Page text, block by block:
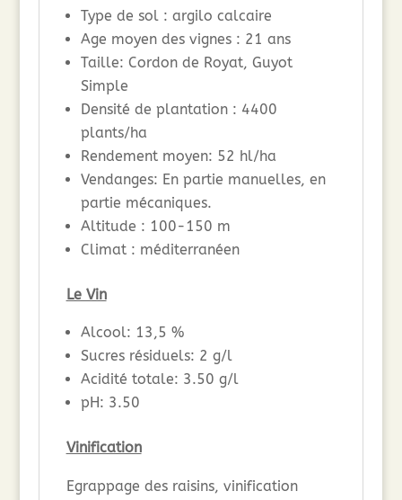
Type de sol : argilo calcaire
Age moyen des vignes : 21 ans
Taille: Cordon de Royat, Guyot
Simple
Densité de plantation : 4400
plants/ha
Rendement moyen: 52 hl/ha
Vendanges: En partie manuelles, en
partie mécaniques.
Altitude : 100-150 m
Climat : méditerranéen
Le Vin
Alcool: 13,5 %
Sucres résiduels: 2 g/l
Acidité totale: 3.50 g/l
pH: 3.50
Vinification
Egrappage des raisins, vinification